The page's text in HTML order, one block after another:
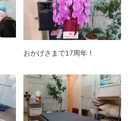
おかげさまで17周年！